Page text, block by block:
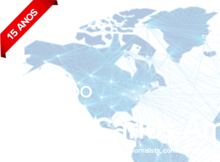
João Carlos
BLOG DO
Jornalista, consultor de